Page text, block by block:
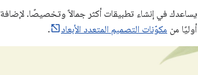
يساعدك في إنشاء تطبيقات أكثر جمالاً وتخصيصًا. لإضافة
مكوّنات التصميم المتعدد الأبعاد .